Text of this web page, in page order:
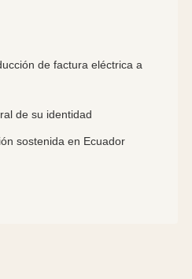
de factura eléctrica a
de su identidad
sostenida en Ecuador